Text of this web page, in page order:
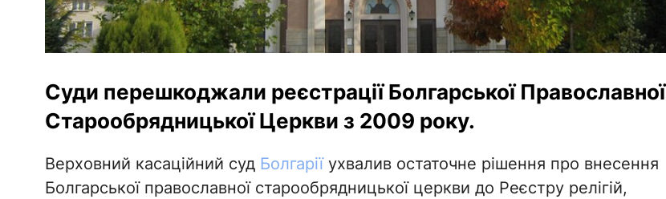
Суди перешкоджали реєстрації Болгарської Православної
Старообрядницької Церкви з 2009 року.
Верховний касаційний суд Болгаріїухвалив остаточне рішення про внесення
Болгарської православної старообрядницької церкви до Реєстру релігій,